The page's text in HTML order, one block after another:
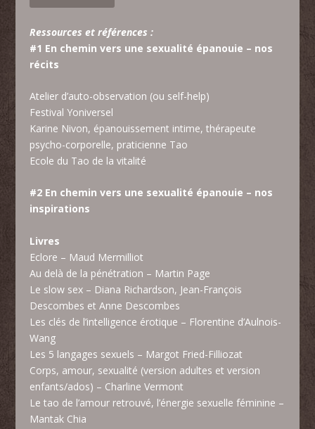
Ressources et références :
#1 En chemin vers une sexualité épanouie – nos
récits
Atelier d’auto-observation (ou self-help)
Festival Yoniversel
Karine Nivon, épanouissement intime, thérapeute
psycho-corporelle, praticienne Tao
Ecole du Tao de la vitalité
#2 En chemin vers une sexualité épanouie – nos
inspirations
Livres
Eclore – Maud Mermilliot
Au delà de la pénétration – Martin Page
Le slow sex – Diana Richardson, Jean-François
Descombes et Anne Descombes
Les clés de l’intelligence érotique – Florentine d’Aulnois-
Wang
Les 5 langages sexuels – Margot Fried-Filliozat
Corps, amour, sexualité (version adultes et version
enfants/ados) – Charline Vermont
Le tao de l’amour retrouvé, l’énergie sexuelle féminine –
Mantak Chia